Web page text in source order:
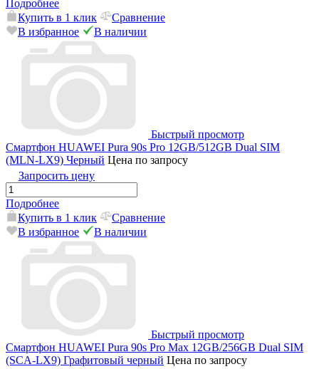
Подробнее
Купить в 1 клик
Сравнение
В избранное
В наличии
Быстрый просмотр
Смартфон HUAWEI Pura 90s Pro 12GB/512GB Dual SIM
(MLN-LX9) Черный Цена по запросу
Запросить цену
Подробнее
Купить в 1 клик
Сравнение
В избранное
В наличии
Быстрый просмотр
Смартфон HUAWEI Pura 90s Pro Max 12GB/256GB Dual SIM
(SCA-LX9) Графитовый черный Цена по запросу